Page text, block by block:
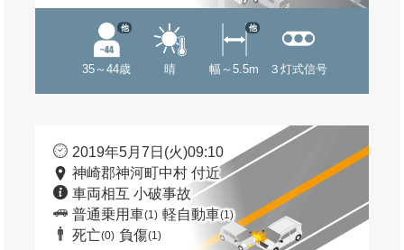
35～44歳
他
晴 幅～5.5m
他
３灯式信号
2019年5月7日(火)09:10
神崎郡神河町中村 付近
車両相互 小破事故
普通乗用車(1) 軽自動車(1)
死亡(0) 負傷(1)